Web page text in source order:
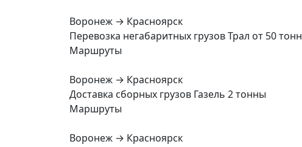
Воронеж → Красноярск
Перевозка негабаритных грузов Трал от 50 тонн
Маршруты
Воронеж → Красноярск
Доставка сборных грузов Газель 2 тонны
Маршруты
Воронеж → Красноярск